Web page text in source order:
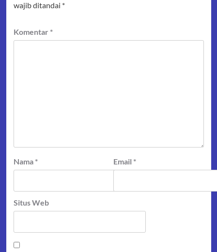
wajib ditandai *
Komentar *
Nama * Email *
Situs Web